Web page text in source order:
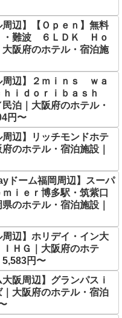
周辺】【Ｏｐｅｎ】無料
・難波 ６ＬＤＫ Ｈｏ
大阪府のホテル・宿泊施
周辺】２ｍｉｎｓ ｗａ
ｉｄｏｒｉｂａｓｈ
泊｜大阪府のホテル・
円〜
周辺】リッチモンドホテ
のホテル・宿泊施設｜
ドーム福岡周辺】スーパ
ｉｅｒ博多駅・筑紫口
のホテル・宿泊施設｜
周辺】ホリデイ・イン大
ＨＧ｜大阪府のホテ
円〜
大阪周辺】グランパスｉ
｜大阪府のホテル・宿泊